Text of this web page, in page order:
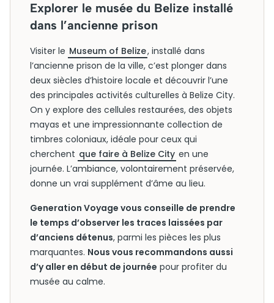
Explorer le musée du Belize installé
dans l’ancienne prison
Visiter le Museum of Belize, installé dans
l’ancienne prison de la ville, c’est plonger dans
deux siècles d’histoire locale et découvrir l’une
des principales activités culturelles à Belize City.
On y explore des cellules restaurées, des objets
mayas et une impressionnante collection de
timbres coloniaux, idéale pour ceux qui
cherchent que faire à Belize City en une
journée. L’ambiance, volontairement préservée,
donne un vrai supplément d’âme au lieu.
Generation Voyage vous conseille de prendre
le temps d’observer les traces laissées par
d’anciens détenus, parmi les pièces les plus
marquantes. Nous vous recommandons aussi
d’y aller en début de journée pour profiter du
musée au calme.